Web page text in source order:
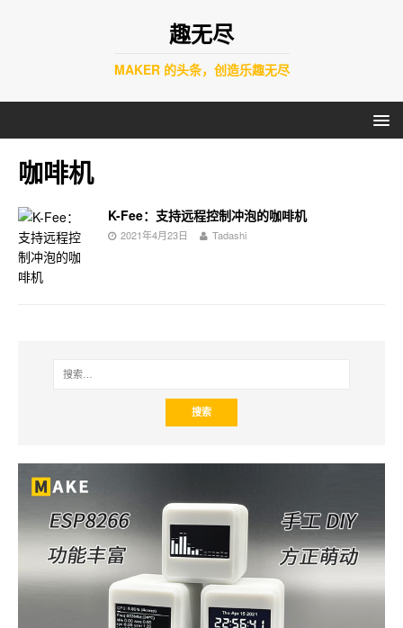
趣无尽
MAKER 的头条，创造乐趣无尽
咖啡机
K-Fee：支持远程控制冲泡的咖啡机
2021年4月23日 Tadashi